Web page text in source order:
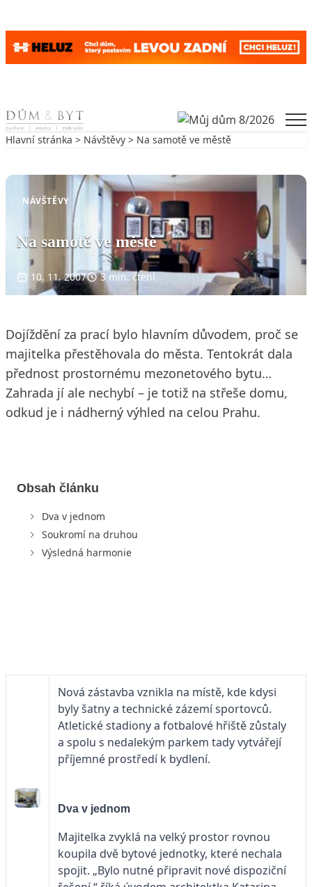
Skip to content
Hlavní stránka > Návštěvy > Na samotě ve městě
NÁVŠTĚVY
Na samotě ve městě
10. 11. 2007 3 min. čtení
Dojíždění za prací bylo hlavním důvodem, proč se
majitelka přestěhovala do města. Tentokrát dala
přednost prostornému mezonetového bytu…
Zahrada jí ale nechybí – je totiž na střeše domu,
odkud je i nádherný výhled na celou Prahu.
Obsah článku
Dva v jednom
Soukromí na druhou
Výsledná harmonie
Nová zástavba vznikla na místě, kde kdysi
byly šatny a technické zázemí sportovců.
Atletické stadiony a fotbalové hřiště zůstaly
a spolu s nedalekým parkem tady vytvářejí
příjemné prostředí k bydlení.
Dva v jednom
Majitelka zvyklá na velký prostor rovnou
koupila dvě bytové jednotky, které nechala
spojit. „Bylo nutné připravit nové dispoziční